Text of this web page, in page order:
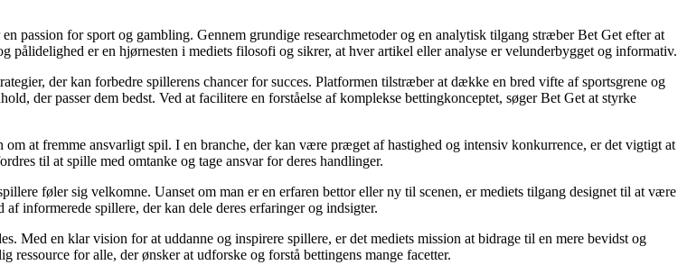
passion for sport og gambling. Gennem grundige researchmetoder og en analytisk tilgang stræber Bet Get efter at
pålidelighed er en hjørnesten i mediets filosofi og sikrer, at hver artikel eller analyse er velunderbygget og informativ.
der kan forbedre spillerens chancer for succes. Platformen tilstræber at dække en bred vifte af sportsgrene og
der passer dem bedst. Ved at facilitere en forståelse af komplekse bettingkonceptet, søger Bet Get at styrke
at fremme ansvarligt spil. I en branche, der kan være præget af hastighed og intensiv konkurrence, er det vigtigt at
til at spille med omtanke og tage ansvar for deres handlinger.
føler sig velkomne. Uanset om man er en erfaren bettor eller ny til scenen, er mediets tilgang designet til at være
informerede spillere, der kan dele deres erfaringer og indsigter.
Med en klar vision for at uddanne og inspirere spillere, er det mediets mission at bidrage til en mere bevidst og
for alle, der ønsker at udforske og forstå bettingens mange facetter.